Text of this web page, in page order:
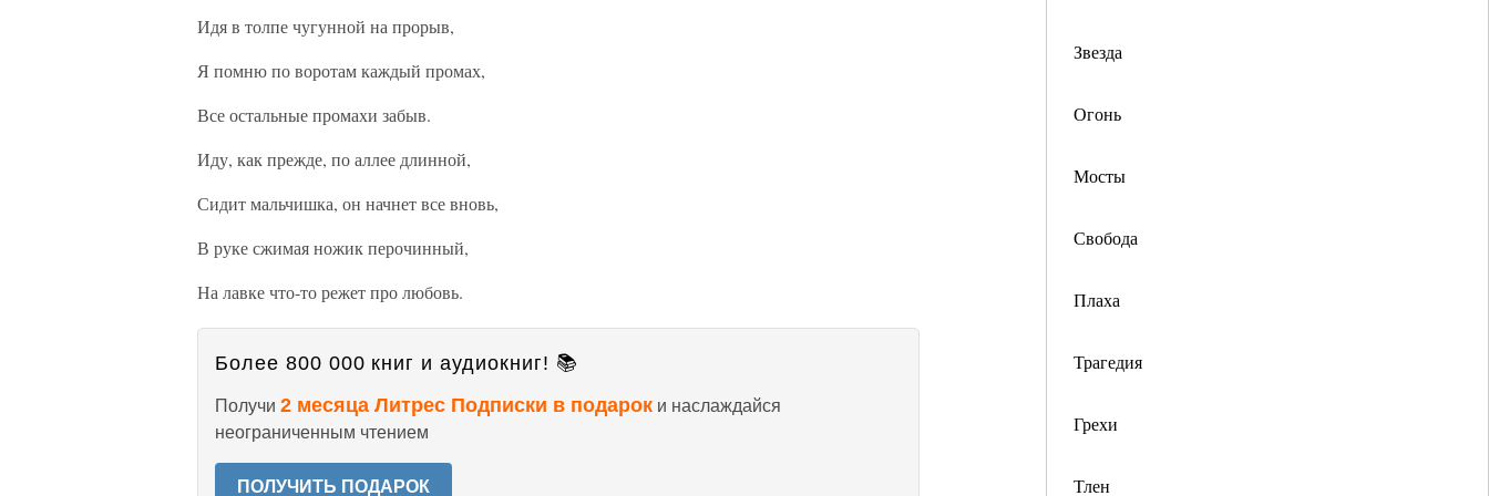
Звезда
Огонь
Мосты
Свобода
Плаха
Трагедия
Грехи
Тлен
Идя в толпе чугунной на прорыв,
Я помню по воротам каждый промах,
Все остальные промахи забыв.
Иду, как прежде, по аллее длинной,
Сидит мальчишка, он начнет все вновь,
В руке сжимая ножик перочинный,
На лавке что-то режет про любовь.
Более 800 000 книг и аудиокниг! 📚
Получи 2 месяца Литрес Подписки в подарок и наслаждайся
неограниченным чтением
ПОЛУЧИТЬ ПОДАРОК